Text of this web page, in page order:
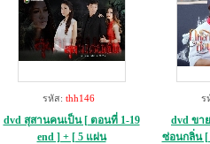
รหัส: thh146
dvd สุสานคนเป็น [ ตอนที่ 1-19
end ] + [ 5 แผ่น
ร
dvd ขา
ซ่อนกลิ่น [